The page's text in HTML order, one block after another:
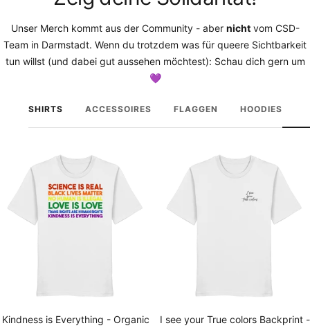
Unser Merch kommt aus der Community - aber nichtvom CSD-
Team in Darmstadt. Wenn du trotzdem was für queere Sichtbarkeit
tun willst (und dabei gut aussehen möchtest): Schau dich gern um
💜
SHIRTS ACCESSOIRES FLAGGEN HOODIES
Kindness is Everything - Organic
I see your True colors Backprint -